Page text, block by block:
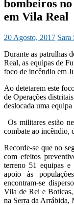
bombeiros
em Vila Real
20 Agosto, 2017
Durante as patrulhas
Real, as equipas de
foco de incêndio em
Ao detetarem este
de Operações
deslocada uma
Os militares estão
combate ao incêndio,
Recorde-se que no
com efeitos
terreno 51 equipas
apoio às
encontram-se
Vila de Rei e
na Serra da Arrábida,